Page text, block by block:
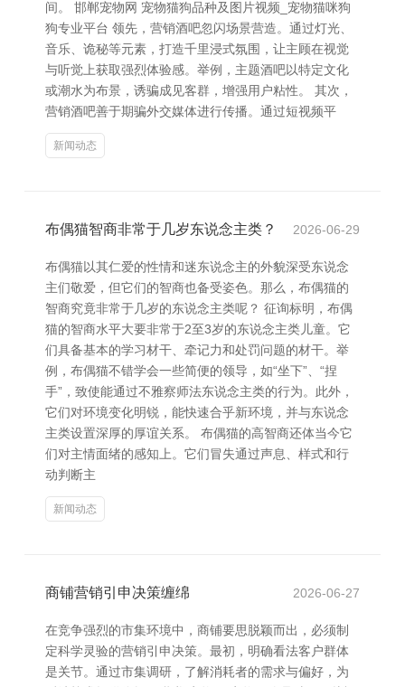
间。 邯郸宠物网 宠物猫狗品种及图片视频_宠物猫咪狗
狗专业平台 领先，营销酒吧忽闪场景营造。通过灯光、
音乐、诡秘等元素，打造千里浸式氛围，让主顾在视觉
与听觉上获取强烈体验感。举例，主题酒吧以特定文化
或潮水为布景，诱骗成见客群，增强用户粘性。 其次，
营销酒吧善于期骗外交媒体进行传播。通过短视频平
新闻动态
布偶猫智商非常于几岁东说念主类？ 2026-06-29
布偶猫以其仁爱的性情和迷东说念主的外貌深受东说念
主们敬爱，但它们的智商也备受姿色。那么，布偶猫的
智商究竟非常于几岁的东说念主类呢？ 征询标明，布偶
猫的智商水平大要非常于2至3岁的东说念主类儿童。它
们具备基本的学习材干、牵记力和处罚问题的材干。举
例，布偶猫不错学会一些简便的领导，如“坐下”、“捏
手”，致使能通过不雅察师法东说念主类的行为。此外，
它们对环境变化明锐，能快速合乎新环境，并与东说念
主类设置深厚的厚谊关系。 布偶猫的高智商还体当今它
们对主情面绪的感知上。它们冒失通过声息、样式和行
动判断主
新闻动态
商铺营销引申决策缠绵 2026-06-27
在竞争强烈的市集环境中，商铺要思脱颖而出，必须制
定科学灵验的营销引申决策。最初，明确看法客户群体
是关节。通过市集调研，了解消耗者的需求与偏好，为